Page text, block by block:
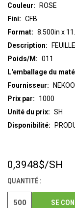
Couleur:
ROSE
Description: FEUILLE
Fini: CFB
Fournisseur:
L'emballage du
Poids/M: 011
Prix par:
1000
Unité du prix: SH
Format: 8.500in x
Disponibilité:
STOCK
0,3948$/SH
QUANTITÉ :
SE